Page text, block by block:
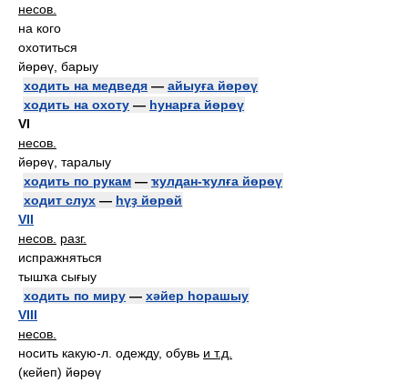
несов.
на кого
охотиться
йөрөү, барыу
ходить на медведя — айыуға йөрөү
ходить на охоту — һунарға йөрөү
VI
несов.
йөрөү, таралыу
ходить по рукам — ҡулдан-ҡулға йөрөү
ходит слух — һүҙ йөрөй
VII
несов. разг.
испражняться
тышҡа сығыу
ходить по миру — хәйер һорашыу
VIII
несов.
носить какую-л. одежду, обувь и т.д.
(кейеп) йөрөү